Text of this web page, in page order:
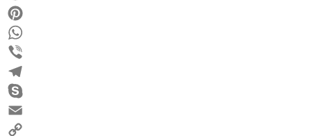
Reddit
Pinterest
WhatsApp
Viber
Telegram
Skype
Email